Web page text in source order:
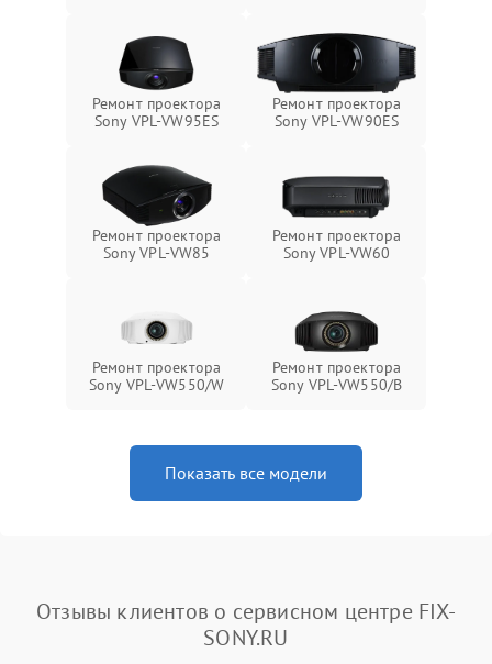
Ремонт проектора
Sony VPL-VW95ES
Ремонт проектора
Sony VPL-VW90ES
Ремонт проектора
Sony VPL-VW85
Ремонт проектора
Sony VPL-VW60
Ремонт проектора
Sony VPL-VW550/W
Ремонт проектора
Sony VPL-VW550/B
Показать все модели
Отзывы клиентов о сервисном центре FIX-
SONY.RU